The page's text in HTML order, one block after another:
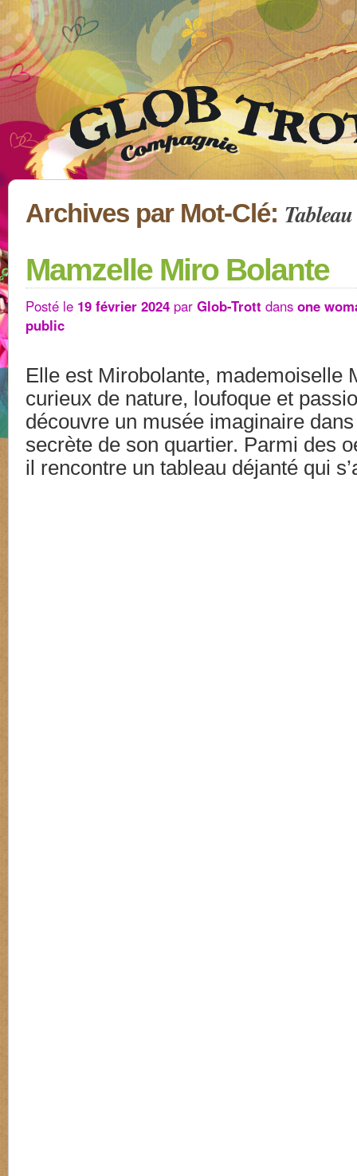
Archives par Mot-Clé: Tableau
Mamzelle Miro Bolante
Posté le 19 février 2024 par Glob-Trott dans one
public
Elle est Mirobolante, mademoiselle
curieux de nature, loufoque et
découvre un musée imaginaire
secrète de son quartier. Parmi des
il rencontre un tableau déjanté qui